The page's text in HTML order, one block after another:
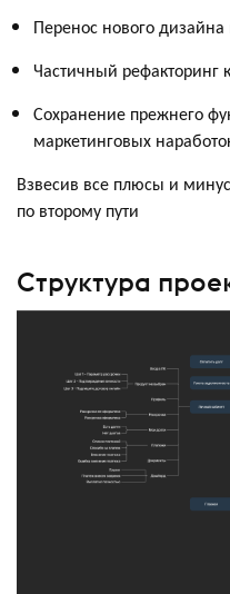
Перенос нового
Частичный рефакторинг
Сохранение прежнего
маркетинговых
Взвесив все плюсы и
по второму пути
Структура